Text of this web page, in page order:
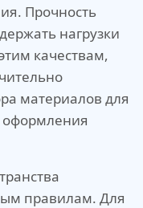
Прочность
нагрузки
качествам,
материалов для
оформления
правилам. Для